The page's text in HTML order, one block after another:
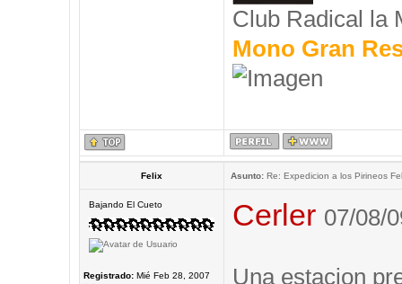
Club Radical la
Mono Gran
Felix Asunto:Re: Expedicion a los Pirineos
Bajando El Cueto
Registrado:Mié Feb 28, 2007
Cerler 07/08/
Una estacion